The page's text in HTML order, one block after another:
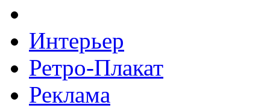
Интерьер
Ретро-Плакат
Реклама